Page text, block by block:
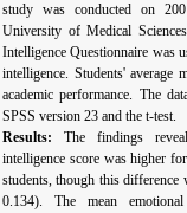
study was conducted on
University of Medical
Intelligence Questionnaire
intelligence. Students' average
academic performance. The
SPSS version 23 and the t-test.
Results:
The findings
intelligence score was higher
students, though this
0.134). The mean